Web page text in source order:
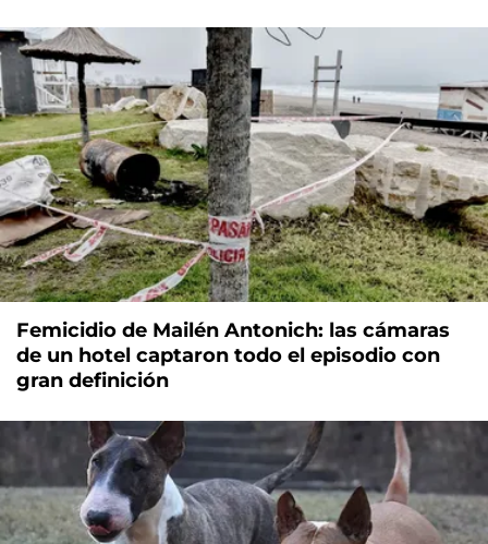
Femicidio de Mailén Antonich: las cámaras
de un hotel captaron todo el episodio con
gran definición